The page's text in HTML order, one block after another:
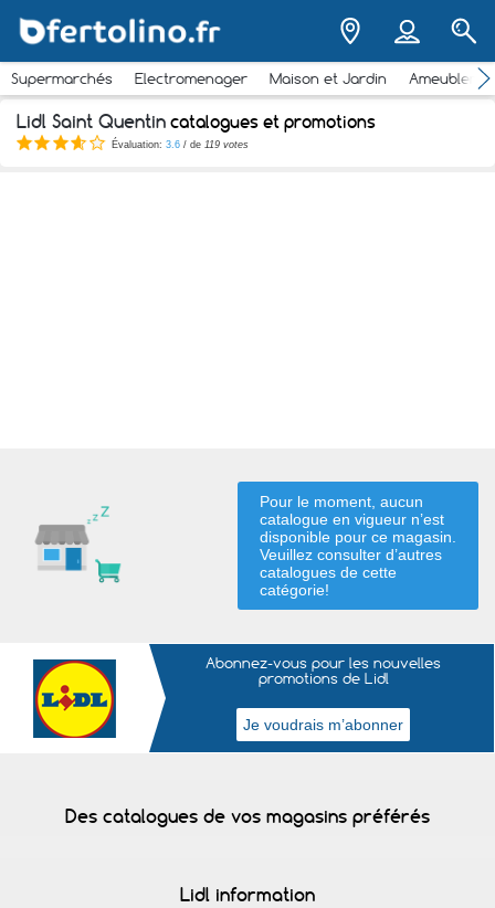
Supermarchés Electromenager Maison et Jardin
Lidl Saint Quentin catalogues et promotions
Évaluation: 3.6 / de 119 votes
Pour le moment, aucun
catalogue en vigueur n’est
disponible pour ce magasin.
Veuillez consulter d’autres
catalogues de cette
catégorie!
Abonnez-vous pour les nouvelles
promotions de Lidl
Des catalogues de vos magasins préférés
Lidl information